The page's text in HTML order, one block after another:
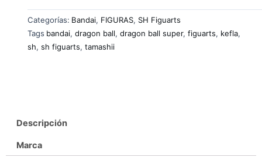
Categorías: Bandai, FIGURAS, SH Figuarts
Tags bandai, dragon ball, dragon ball super, figuarts, kefla,
sh, sh figuarts, tamashii
Descripción
Marca